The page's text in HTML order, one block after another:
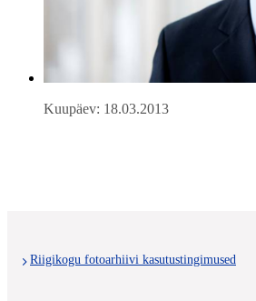
Kuupäev: 18.03.2013
Riigikogu fotoarhiivi kasutustingimused